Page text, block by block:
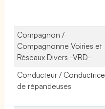
Compagnon /
Compagnonne Voiries et
Réseaux Divers -VRD-
Conducteur / Conductrice
de répandeuses